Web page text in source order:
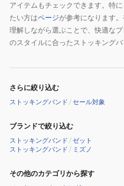
アイテムもチェックできます。特
たい方はページが参考になります
理解しながら選ぶことで、快適な
のスタイルに合ったストッキングバ
さらに絞り込む
ストッキングバンド /セール対象
ブランドで絞り込む
ストッキングバンド /ゼット
ストッキングバンド / ミズノ
その他のカテゴリから探す